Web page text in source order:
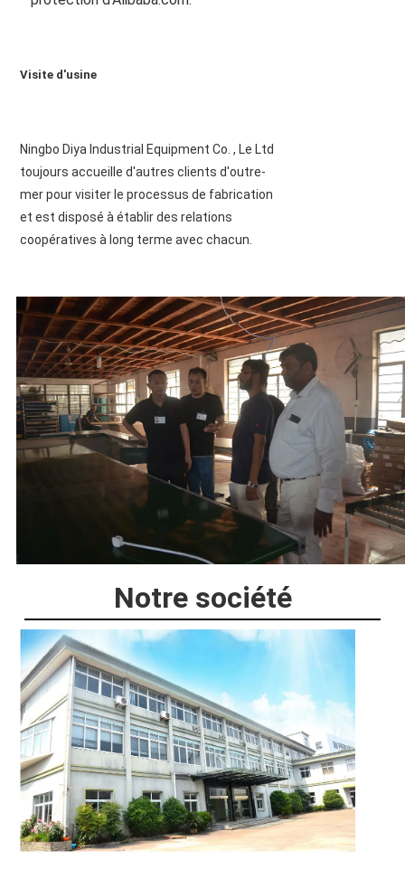
Visite d'usine
Ningbo Diya Industrial Equipment Co. , Le Ltd
toujours accueille d'autres clients d'outre-
mer pour visiter le processus de fabrication
et est disposé à établir des relations
coopératives à long terme avec chacun.
Notre société